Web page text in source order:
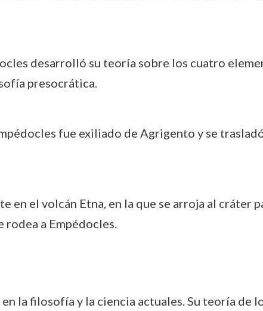
desarrolló su teoría sobre los cuatro
presocrática.
fue exiliado de Agrigento y se
en el volcán Etna, en la que se arroja al cráter
a Empédocles.
la filosofía y la ciencia actuales. Su teoría de